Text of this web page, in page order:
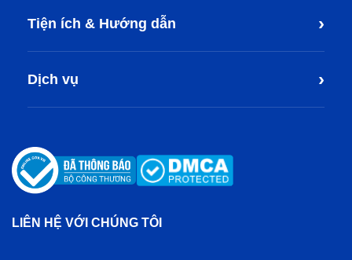
Tiện ích & Hướng dẫn ›
Dịch vụ ›
LIÊN HỆ VỚI CHÚNG TÔI